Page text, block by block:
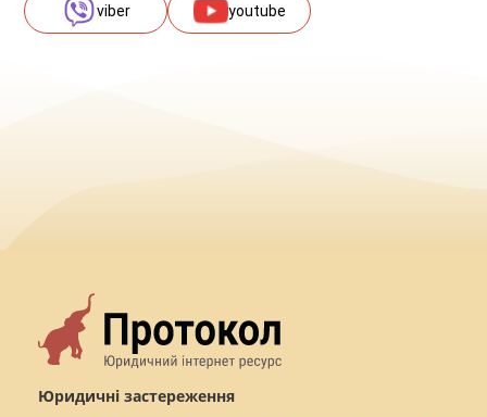
viber youtube
Юридичні застереження